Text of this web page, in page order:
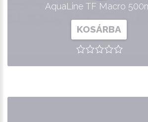
AquaLine TF Macro
KOSÁRBA